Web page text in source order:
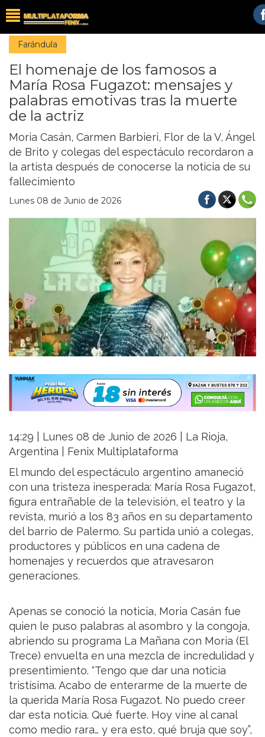
Farándula
El homenaje de los famosos a
María Rosa Fugazot: mensajes y
palabras emotivas tras la muerte
de la actriz
Moria Casán, Carmen Barbieri, Flor de la V, Ángel
de Brito y colegas del espectáculo recordaron a
la artista después de conocerse la noticia de su
fallecimiento
Lunes 08 de Junio de 2026
14:29 | Lunes 08 de Junio de 2026 | La Rioja,
Argentina | Fenix Multiplataforma
El mundo del espectáculo argentino amaneció
con una tristeza inesperada: María Rosa Fugazot,
figura entrañable de la televisión, el teatro y la
revista, murió a los 83 años en su departamento
del barrio de Palermo. Su partida unió a colegas,
productores y públicos en una cadena de
homenajes y recuerdos que atravesaron
generaciones.
Apenas se conoció la noticia, Moria Casán fue
quien le puso palabras al asombro y la congoja,
abriendo su programa La Mañana con Moria (El
Trece) envuelta en una mezcla de incredulidad y
presentimiento. “Tengo que dar una noticia
tristísima. Acabo de enterarme de la muerte de
la querida María Rosa Fugazot. No puedo creer
dar esta noticia. Qué fuerte. Hoy vine al canal
como medio rara… y era esto, qué bruja que soy”,